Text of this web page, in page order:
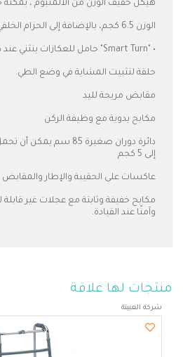
هيكل خفيف الوزن من الألمنيوم ، يمكنه حمل
الوزن 6.5 كجم، بالإضافة إلى الحزام الخلفي وحامل العكاز.
• "Smart Turn" حامل للعكازات ينثني عند طي المشاية
حلقة لتثبيت المشاية في وضع الطي.
مقابض مريحة لليد
مكابح يدوية مع وظيفة الركن
دائرة دوران صغيرة 85
إلى 5 كجم
عاكسات على الحقيبة والإطار والمقابض
مكابح خفيفة وثابتة مع عجلات غير قابلة
وآمنًا عند القيادة.
منتجات لها علاقة
شركة العيينة